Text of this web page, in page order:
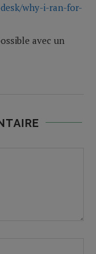
why-i-ran-for-
avec un